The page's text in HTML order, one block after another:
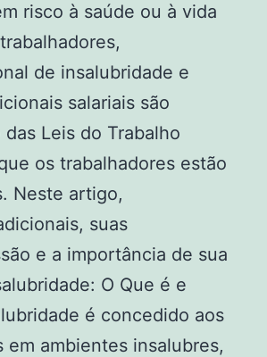
risco à saúde ou à vida
de insalubridade e
salariais são
Leis do Trabalho
os trabalhadores estão
Neste artigo,
suas
e a importância de sua
O Que é e
é concedido aos
ambientes insalubres,